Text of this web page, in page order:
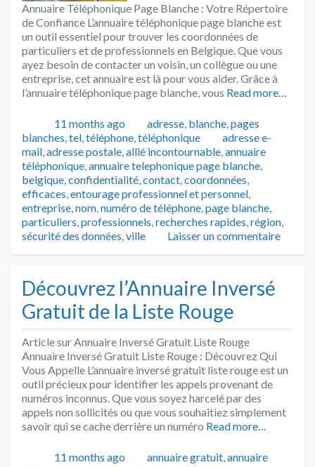
Annuaire Téléphonique Page Blanche : Votre Répertoire
de Confiance L’annuaire téléphonique page blanche est
un outil essentiel pour trouver les coordonnées de
particuliers et de professionnels en Belgique. Que vous
ayez besoin de contacter un voisin, un collègue ou une
entreprise, cet annuaire est là pour vous aider. Grâce à
l’annuaire téléphonique page blanche, vous Read more…
Publié11 months ago Catégories
adresse, blanche,pages
blanches,tel,téléphone,téléphonique Tags
adresse e-
mail,adresse postale,allié incontournable,annuaire
téléphonique,annuaire telephonique page blanche,
belgique,confidentialité,contact,coordonnées,
efficaces,entourage professionnel et personnel,
entreprise,nom,numéro de téléphone,page blanche,
particuliers,professionnels,recherches rapides,région,
sécurité des données,ville Laisser un commentaire
Découvrez l’Annuaire Inversé
Gratuit de la Liste Rouge
Article sur Annuaire Inversé Gratuit Liste Rouge
Annuaire Inversé Gratuit Liste Rouge : Découvrez Qui
Vous Appelle L’annuaire inversé gratuit liste rouge est un
outil précieux pour identifier les appels provenant de
numéros inconnus. Que vous soyez harcelé par des
appels non sollicités ou que vous souhaitiez simplement
savoir qui se cache derrière un numéro Read more…
Publié11 months ago Catégories
annuaire gratuit,annuaire